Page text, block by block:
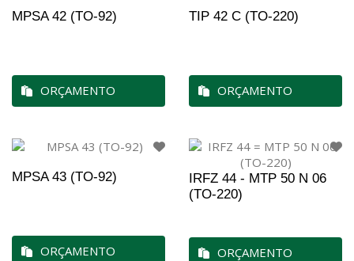
MPSA 42 (TO-92)
ORÇAMENTO
TIP 42 C (TO-220)
ORÇAMENTO
MPSA 43 (TO-92)
ORÇAMENTO
IRFZ 44 - MTP 50 N 06
(TO-220)
ORÇAMENTO